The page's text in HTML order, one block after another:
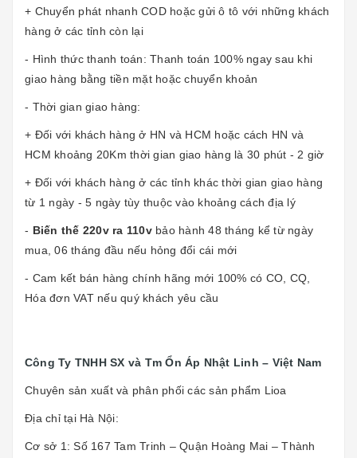
+ Chuyển phát nhanh COD hoặc gửi ô tô với những khách
hàng ở các tỉnh còn lại
- Hình thức thanh toán: Thanh toán 100% ngay sau khi
giao hàng bằng tiền mặt hoặc chuyển khoản
- Thời gian giao hàng:
+ Đối với khách hàng ở HN và HCM hoặc cách HN và
HCM khoảng 20Km thời gian giao hàng là 30 phút - 2 giờ
+ Đối với khách hàng ở các tỉnh khác thời gian giao hàng
từ 1 ngày - 5 ngày tùy thuộc vào khoảng cách địa lý
- Biến thế 220v ra 110vbảo hành 48 tháng kể từ ngày
mua, 06 tháng đầu nếu hỏng đổi cái mới
- Cam kết bán hàng chính hãng mới 100% có CO, CQ,
Hóa đơn VAT nếu quý khách yêu cầu
Công Ty TNHH SX và Tm Ổn Áp Nhật Linh – Việt Nam
Chuyên sản xuất và phân phối các sản phẩm Lioa
Địa chỉ tại Hà Nội:
Cơ sở 1: Số 167 Tam Trinh – Quận Hoàng Mai – Thành